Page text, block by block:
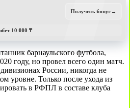
10 000 ₸
Получить бонус→
барнаульского футбола,
году, но провел всего один матч.
России, никогда не
уровне. Только после ухода из
в РФПЛ в составе клуба